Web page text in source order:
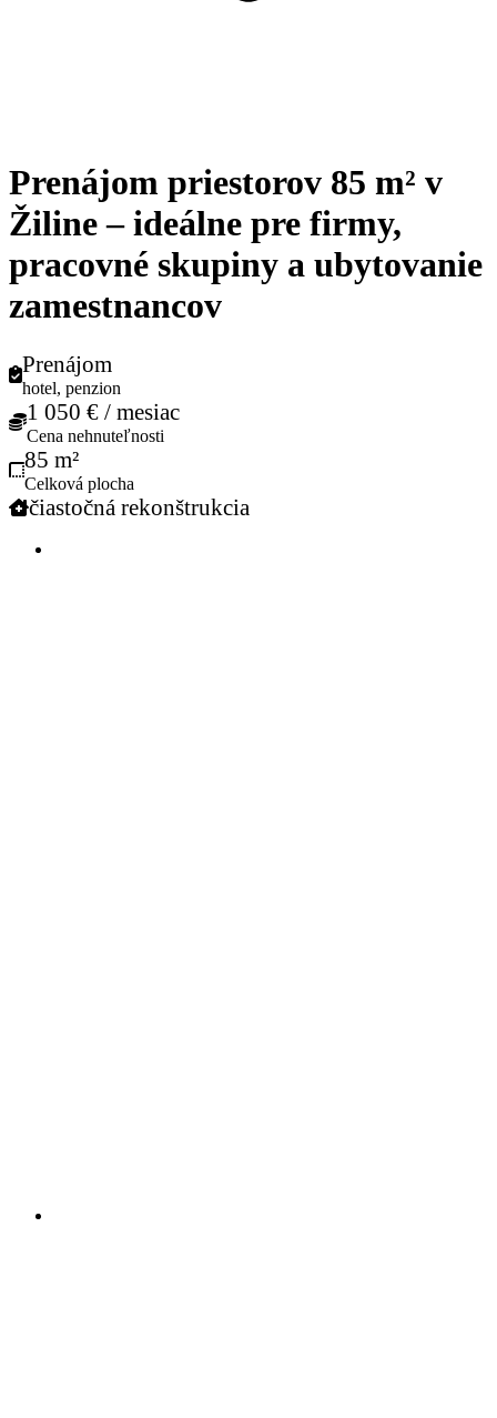
Prenájom priestorov 85 m² v
Žiline – ideálne pre firmy,
pracovné skupiny a ubytovanie
zamestnancov
Prenájom
hotel, penzion
1 050 € / mesiac
Cena nehnuteľnosti
85 m²
Celková plocha
čiastočná rekonštrukcia